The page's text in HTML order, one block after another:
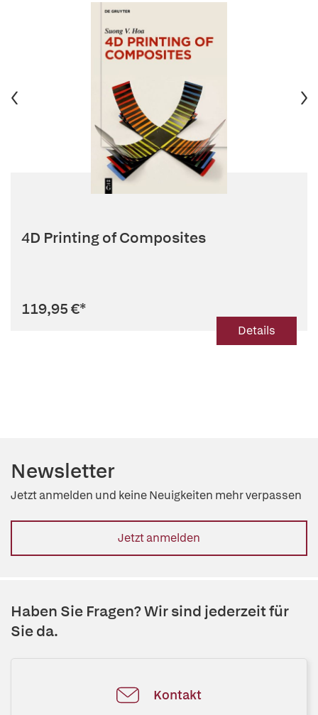
4D Printing of Composites
119,95 €*
Details
Newsletter
Jetzt anmelden und keine Neuigkeiten mehr verpassen
Jetzt anmelden
Haben Sie Fragen? Wir sind jederzeit für
Sie da.
Kontakt